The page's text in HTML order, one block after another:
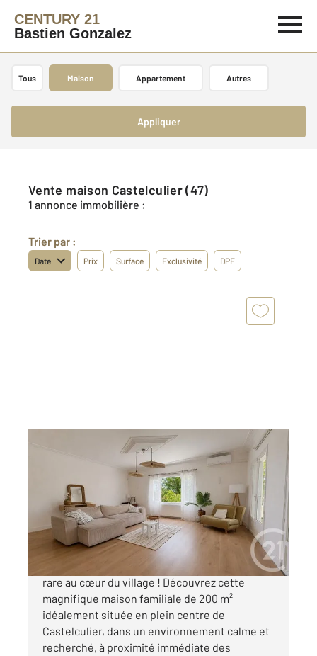
CENTURY 21
Bastien Gonzalez
Tous Maison Appartement Autres
Appliquer
Vente maison Castelculier (47)
1 annonce immobilière :
Trier par :
Date Prix Surface Exclusivité DPE
CASTELCULIER 47
Maison à vendre
232 000 €
COUP DE CŒUR ASSURÉ Une maison familiale
rare au cœur du village ! Découvrez cette
magnifique maison familiale de 200 m²
idéalement située en plein centre de
Castelculier, dans un environnement calme et
recherché, à proximité immédiate des